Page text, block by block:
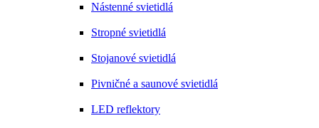
Nástenné svietidlá
Stropné svietidlá
Stojanové svietidlá
Pivničné a saunové svietidlá
LED reflektory